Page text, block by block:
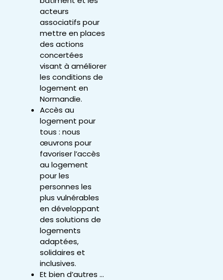
acteurs
associatifs pour
mettre en places
des actions
concertées
visant à améliorer
les conditions de
logement en
Normandie.
Accès au
logement pour
tous : nous
œuvrons pour
favoriser l’accès
au logement
pour les
personnes les
plus vulnérables
en développant
des solutions de
logements
adaptées,
solidaires et
inclusives.
Et bien d’autres …